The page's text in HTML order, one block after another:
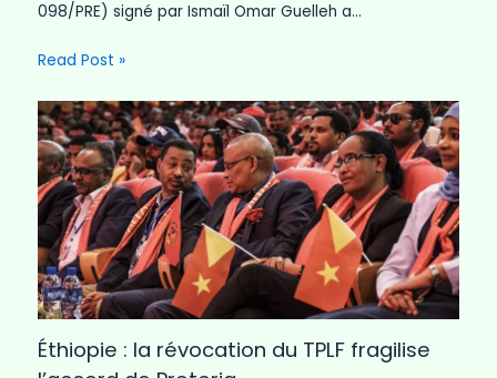
098/PRE) signé par Ismaïl Omar Guelleh a…
Read Post »
Éthiopie : la révocation du TPLF fragilise